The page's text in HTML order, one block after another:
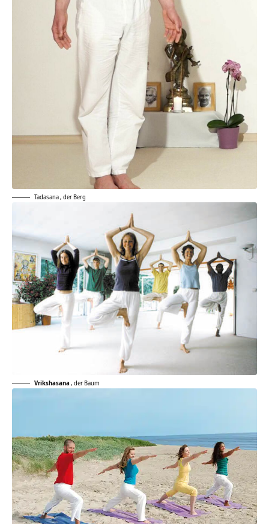
Tadasana, der Berg
Vrikshasana, der Baum